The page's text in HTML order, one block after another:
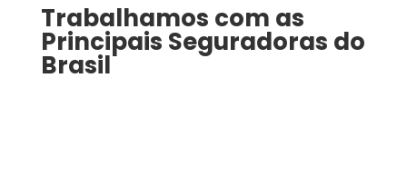
Trabalhamos com as
Principais Seguradoras do
Brasil